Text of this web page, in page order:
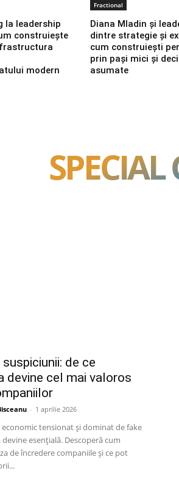
la leadership
construiește
modern
Fractional
Diana Mladin și
dintre strategie și
cum construiești
prin pași mici și
asumate
SPECIAL
de ce
devine cel mai valoros
- 1 aprilie 2026
tensionat și dominat de fake
esențială. Descoperă cum
de încredere companiile și ce pot